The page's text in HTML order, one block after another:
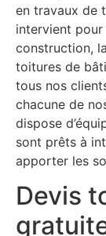
en travaux de
intervient
construction,
toitures de
tous nos
chacune de
dispose
sont prêts à
apporter les
Devis